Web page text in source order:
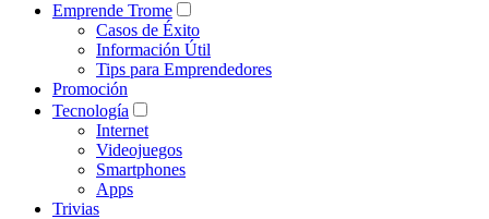
Emprende Trome
Casos de Éxito
Información Útil
Tips para Emprendedores
Promoción
Tecnología
Internet
Videojuegos
Smartphones
Apps
Trivias